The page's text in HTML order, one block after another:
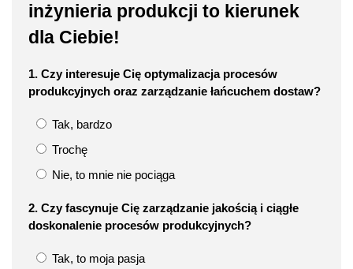
inżynieria produkcji to kierunek
dla Ciebie!
1. Czy interesuje Cię optymalizacja procesów
produkcyjnych oraz zarządzanie łańcuchem dostaw?
Tak, bardzo
Trochę
Nie, to mnie nie pociąga
2. Czy fascynuje Cię zarządzanie jakością i ciągłe
doskonalenie procesów produkcyjnych?
Tak, to moja pasja